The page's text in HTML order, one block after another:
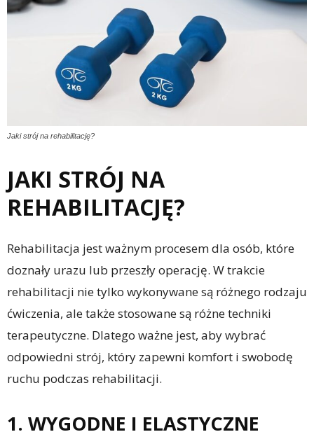
Jaki strój na rehabilitację?
JAKI STRÓJ NA
REHABILITACJĘ?
Rehabilitacja jest ważnym procesem dla osób, które
doznały urazu lub przeszły operację. W trakcie
rehabilitacji nie tylko wykonywane są różnego rodzaju
ćwiczenia, ale także stosowane są różne techniki
terapeutyczne. Dlatego ważne jest, aby wybrać
odpowiedni strój, który zapewni komfort i swobodę
ruchu podczas rehabilitacji.
1. WYGODNE I ELASTYCZNE